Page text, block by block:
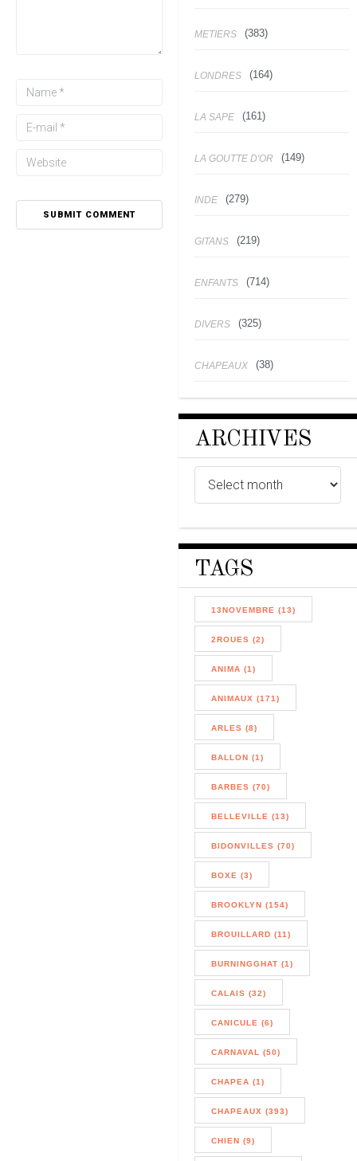
METIERS (383)
LONDRES (164)
LA SAPE (161)
LA GOUTTE D'OR (149)
INDE (279)
GITANS (219)
ENFANTS (714)
DIVERS (325)
CHAPEAUX (38)
ARCHIVES
TAGS
13NOVEMBRE (13)
2ROUES (2)
ANIMA (1)
ANIMAUX (171)
ARLES (8)
BALLON (1)
BARBES (70)
BELLEVILLE (13)
BIDONVILLES (70)
BOXE (3)
BROOKLYN (154)
BROUILLARD (11)
BURNINGGHAT (1)
CALAIS (32)
CANICULE (6)
CARNAVAL (50)
CHAPEA (1)
CHAPEAUX (393)
CHIEN (9)